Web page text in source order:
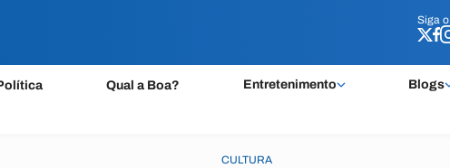
Siga o
Qual a Boa? Entretenimento Blogs
Siga o
CULTURA